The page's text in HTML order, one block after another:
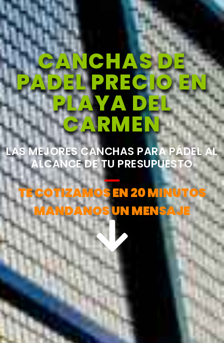
CANCHAS DE
PADEL PRECIO EN
PLAYA DEL
CARMEN
LAS MEJORES CANCHAS PARA PÁDEL AL
ALCANCE DE TU PRESUPUESTO
TE COTIZAMOS EN 20 MINUTOS
MANDANOS UN MENSAJE